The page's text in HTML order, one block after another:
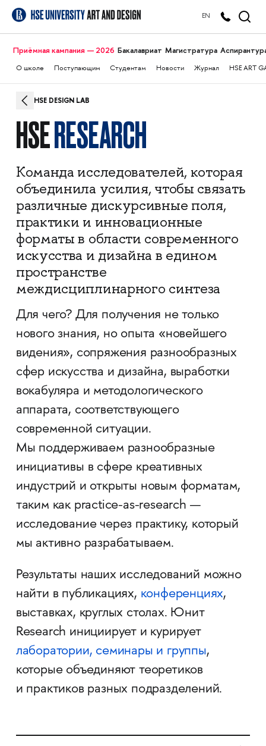
EN
Приёмная кампания — 2026 Бакалавриат Магистратура
О школе Поступающим Студентам Новости Журнал HSE ART
HSE DESIGN LAB
HSE RESEARCH
Команда исследователей, которая
объединила усилия, чтобы связать
различные дискурсивные поля,
практики и инновационные
форматы в области современного
искусства и дизайна в едином
пространстве
междисциплинарного синтеза
Для чего? Для получения не только
нового знания, но опыта «новейшего
видения», сопряжения разнообразных
сфер искусства и дизайна, выработки
вокабуляра и методологического
аппарата, соответствующего
современной ситуации.
Мы поддерживаем разнообразные
инициативы в сфере креативных
индустрий и открыты новым форматам,
таким как practice-as-research —
исследование через практику, который
мы активно разрабатываем.
Результаты наших исследований можно
найти в публикациях, конференциях,
выставках, круглых столах. Юнит
Research инициирует и курирует
лаборатории, семинары и группы,
которые объединяют теоретиков
и практиков разных подразделений.